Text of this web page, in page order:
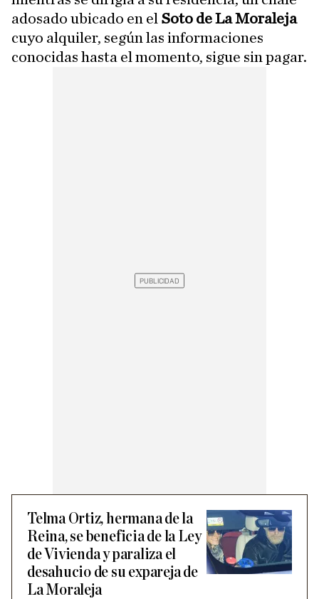
adosado ubicado en el Soto de La Moraleja
cuyo alquiler, según las informaciones
conocidas hasta el momento, sigue sin pagar.
Telma Ortiz, hermana de la
Reina, se beneficia de la Ley
de Vivienda y paraliza el
desahucio de su expareja de
La Moraleja